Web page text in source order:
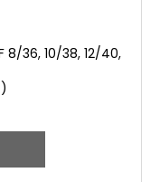
8/36, 10/38, 12/40,